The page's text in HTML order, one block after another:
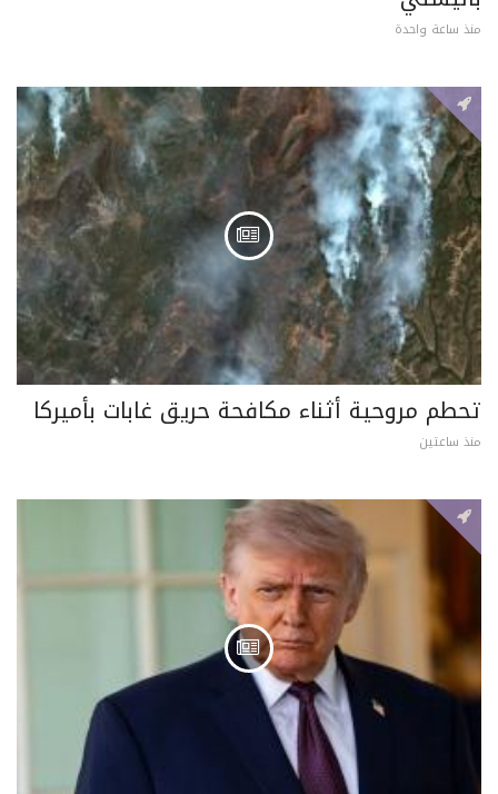
منذ ساعة واحدة
تحطم مروحية أثناء مكافحة حريق غابات بأميركا
منذ ساعتين